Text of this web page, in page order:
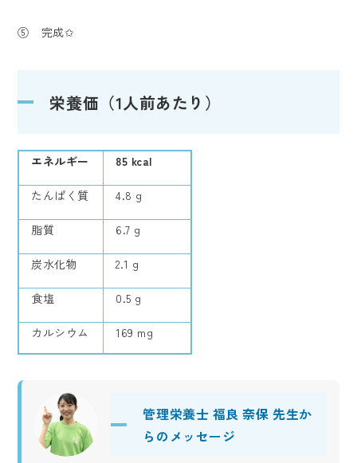
⑤ 完成✩
栄養価（1人前あたり）
エネルギー 85 kcal
たんぱく質 4.8 g
脂質 6.7 g
炭水化物 2.1 g
食塩 0.5 g
カルシウム 169 mg
管理栄養士 福良 奈保 先生か
らのメッセージ